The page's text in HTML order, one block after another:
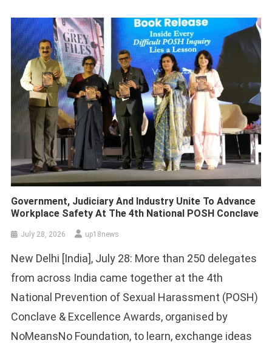
Government, Judiciary And Industry Unite To Advance
Workplace Safety At The 4th National POSH Conclave
July 28, 2026 up18news
New Delhi [India], July 28: More than 250 delegates
from across India came together at the 4th
National Prevention of Sexual Harassment (POSH)
Conclave & Excellence Awards, organised by
NoMeansNo Foundation, to learn, exchange ideas